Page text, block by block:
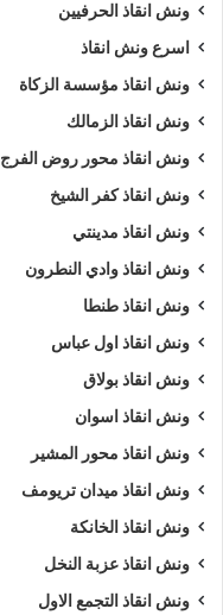
ونش انقاذ الحرفيين
اسرع ونش انقاذ
ونش انقاذ مؤسسة الزكاة
ونش انقاذ الزمالك
ونش انقاذ محور روض الفرج
ونش انقاذ كفر الشيخ
ونش انقاذ مدينتي
ونش انقاذ وادي النطرون
ونش انقاذ طنطا
ونش انقاذ اول عباس
ونش انقاذ بولاق
ونش انقاذ اسوان
ونش انقاذ محور المشير
ونش انقاذ ميدان تريومف
ونش انقاذ الخانكة
ونش انقاذ عزبة النخل
ونش انقاذ التجمع الاول